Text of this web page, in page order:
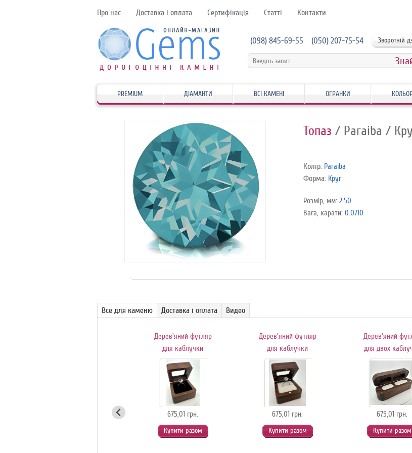
Про нас Доставка і оплата Сертифікація Статті Контакти
(098) 845-69-55 (050) 207-75-54 Зворотній
PREMIUM ДІАМАНТИ ВСІ КАМЕНІ ОГРАНКИ
Топаз / Paraiba /
Колір: Paraiba
Форма: Круг
Розмір, мм:2.50
Вага, карати:0.0710
Все для каменю Доставка і оплата Видео
Дерев'яний футляр
для каблучки
675,01 грн.
Купити разом
Дерев'яний футляр
для каблучки
675,01 грн.
Купити разом
Дерев'яний
для двох
675,01 грн.
Купити разом